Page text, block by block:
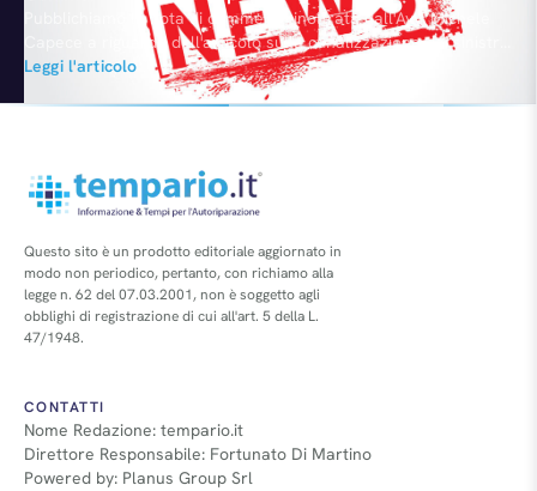
Pubblichiamo la nota di commento inoltrata dall'Avv. Michele
Capece a riguardo dell'articolo sulla canalizzazione dei sinistri
in Germania. ..." molto interessante la lettura dei dati pubblicati
da TEMPARIO.IT e riguardanti la canalizzazione dei sinistri in
Germania. In primo luogo merita apprezzamento il sistema di
Leggi l'articolo
Questo sito è un prodotto editoriale aggiornato in
modo non periodico, pertanto, con richiamo alla
legge n. 62 del 07.03.2001, non è soggetto agli
obblighi di registrazione di cui all'art. 5 della L.
47/1948.
CONTATTI
Nome Redazione: tempario.it
Direttore Responsabile: Fortunato Di Martino
Powered by: Planus Group Srl